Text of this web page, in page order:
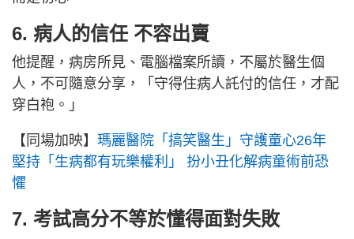
6. 病人的信任 不容出賣
他提醒，病房所見、電腦檔案所讀，不屬於醫生個
人，不可隨意分享，「守得住病人託付的信任，才配
穿白袍。」
【同場加映】 瑪麗醫院「搞笑醫生」守護童心26年
堅持「生病都有玩樂權利」 扮小丑化解病童術前恐
懼
7. 考試高分不等於懂得面對失敗